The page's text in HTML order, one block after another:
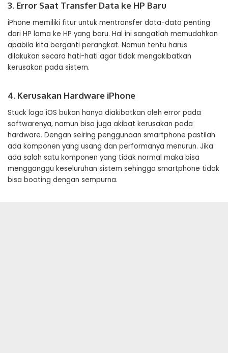
3. Error Saat Transfer Data ke HP Baru
iPhone memiliki fitur untuk mentransfer data-data penting
dari HP lama ke HP yang baru. Hal ini sangatlah memudahkan
apabila kita berganti perangkat. Namun tentu harus
dilakukan secara hati-hati agar tidak mengakibatkan
kerusakan pada sistem.
4. Kerusakan Hardware iPhone
Stuck logo iOS bukan hanya diakibatkan oleh error pada
softwarenya, namun bisa juga akibat kerusakan pada
hardware. Dengan seiring penggunaan smartphone pastilah
ada komponen yang usang dan performanya menurun. Jika
ada salah satu komponen yang tidak normal maka bisa
mengganggu keseluruhan sistem sehingga smartphone tidak
bisa booting dengan sempurna.